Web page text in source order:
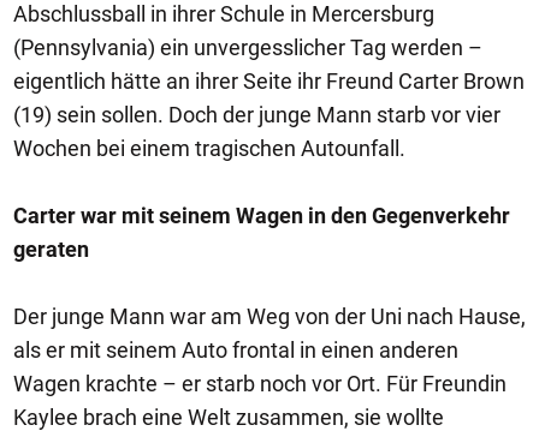
Abschlussball in ihrer Schule in Mercersburg
(Pennsylvania) ein unvergesslicher Tag werden –
eigentlich hätte an ihrer Seite ihr Freund Carter Brown
(19) sein sollen. Doch der junge Mann starb vor vier
Wochen bei einem tragischen Autounfall.
Carter war mit seinem Wagen in den Gegenverkehr
geraten
Der junge Mann war am Weg von der Uni nach Hause,
als er mit seinem Auto frontal in einen anderen
Wagen krachte – er starb noch vor Ort. Für Freundin
Kaylee brach eine Welt zusammen, sie wollte